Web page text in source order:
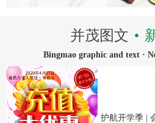
并茂图文
Bingmao graphic and text ·
护航开学季 |